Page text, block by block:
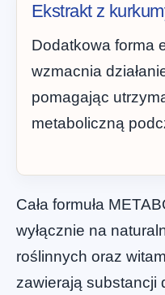
Ekstrakt z
Dodatkowa forma
wzmacnia
pomagając
metaboliczną
Cała formuła
wyłącznie na
roślinnych oraz
zawierają substancji